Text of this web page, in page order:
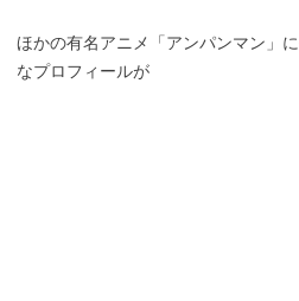
ほかの有名アニメ「アンパンマン」
なプロフィールが